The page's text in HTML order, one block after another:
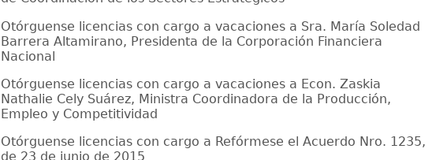
Otórguense licencias con cargo a vacaciones a Sra. María Soledad
Barrera Altamirano, Presidenta de la Corporación Financiera
Nacional
Otórguense licencias con cargo a vacaciones a Econ. Zaskia
Nathalie Cely Suárez, Ministra Coordinadora de la Producción,
Empleo y Competitividad
Otórguense licencias con cargo a Refórmese el Acuerdo Nro. 1235,
de 23 de junio de 2015